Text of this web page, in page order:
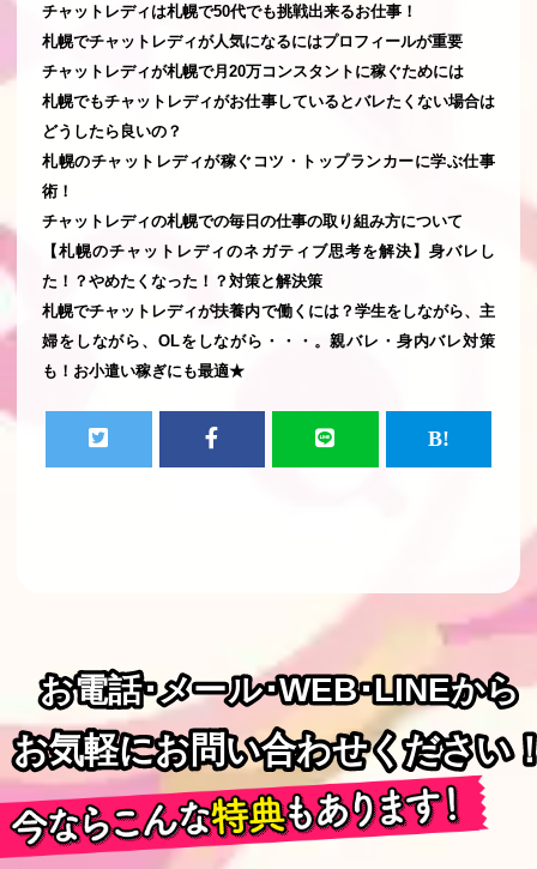
チャットレディは札幌で50代でも挑戦出来るお仕事！
札幌でチャットレディが人気になるにはプロフィールが重要
チャットレディが札幌で月20万コンスタントに稼ぐためには
札幌でもチャットレディがお仕事しているとバレたくない場合は
どうしたら良いの？
札幌のチャットレディが稼ぐコツ・トップランカーに学ぶ仕事
術！
チャットレディの札幌での毎日の仕事の取り組み方について
【札幌のチャットレディのネガティブ思考を解決】身バレし
た！？やめたくなった！？対策と解決策
札幌でチャットレディが扶養内で働くには？学生をしながら、主
婦をしながら、OLをしながら・・・。親バレ・身内バレ対策
も！お小遣い稼ぎにも最適★
お電話･メール･WEB･LINEから
お電話･メール･WEB･LINEから
お気軽にお問い合わせください
お気軽にお問い合わせください